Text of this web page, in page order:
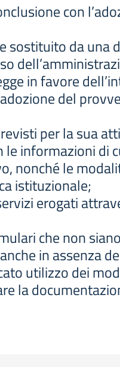
con
sostituito da una
in favore
del
per la sua
informazioni di
nonché le
istituzionale;
erogati
che non
in assenza
utilizzo dei
la